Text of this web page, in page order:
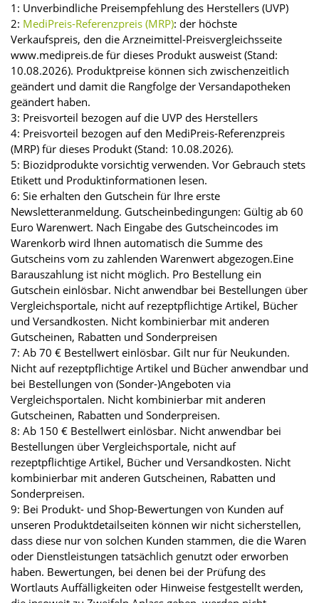
1: Unverbindliche Preisempfehlung des Herstellers (UVP)
2: MediPreis-Referenzpreis (MRP): der höchste
Verkaufspreis, den die Arzneimittel-Preisvergleichsseite
www.medipreis.de für dieses Produkt ausweist (Stand:
10.08.2026). Produktpreise können sich zwischenzeitlich
geändert und damit die Rangfolge der Versandapotheken
geändert haben.
3: Preisvorteil bezogen auf die UVP des Herstellers
4: Preisvorteil bezogen auf den MediPreis-Referenzpreis
(MRP) für dieses Produkt (Stand: 10.08.2026).
5: Biozidprodukte vorsichtig verwenden. Vor Gebrauch stets
Etikett und Produktinformationen lesen.
6: Sie erhalten den Gutschein für Ihre erste
Newsletteranmeldung. Gutscheinbedingungen: Gültig ab 60
Euro Warenwert. Nach Eingabe des Gutscheincodes im
Warenkorb wird Ihnen automatisch die Summe des
Gutscheins vom zu zahlenden Warenwert abgezogen.Eine
Barauszahlung ist nicht möglich. Pro Bestellung ein
Gutschein einlösbar. Nicht anwendbar bei Bestellungen über
Vergleichsportale, nicht auf rezeptpflichtige Artikel, Bücher
und Versandkosten. Nicht kombinierbar mit anderen
Gutscheinen, Rabatten und Sonderpreisen
7: Ab 70 € Bestellwert einlösbar. Gilt nur für Neukunden.
Nicht auf rezeptpflichtige Artikel und Bücher anwendbar und
bei Bestellungen von (Sonder-)Angeboten via
Vergleichsportalen. Nicht kombinierbar mit anderen
Gutscheinen, Rabatten und Sonderpreisen.
8: Ab 150 € Bestellwert einlösbar. Nicht anwendbar bei
Bestellungen über Vergleichsportale, nicht auf
rezeptpflichtige Artikel, Bücher und Versandkosten. Nicht
kombinierbar mit anderen Gutscheinen, Rabatten und
Sonderpreisen.
9: Bei Produkt- und Shop-Bewertungen von Kunden auf
unseren Produktdetailseiten können wir nicht sicherstellen,
dass diese nur von solchen Kunden stammen, die die Waren
oder Dienstleistungen tatsächlich genutzt oder erworben
haben. Bewertungen, bei denen bei der Prüfung des
Wortlauts Auffälligkeiten oder Hinweise festgestellt werden,